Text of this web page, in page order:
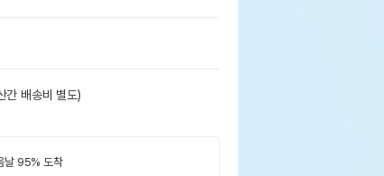
간 배송비 별도)
날 95% 도착